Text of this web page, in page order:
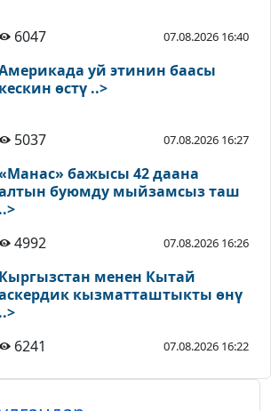
6047 07.08.2026 16:40
уй этинин баасы
кескин өстү ..>
5037 07.08.2026 16:27
бажысы 42 даана
буюмду мыйзамсыз таш
..>
4992
07.08.2026 16:26
Кыргызстан менен Кытай
кызматташтыкты өнү
..>
6241
07.08.2026 16:22